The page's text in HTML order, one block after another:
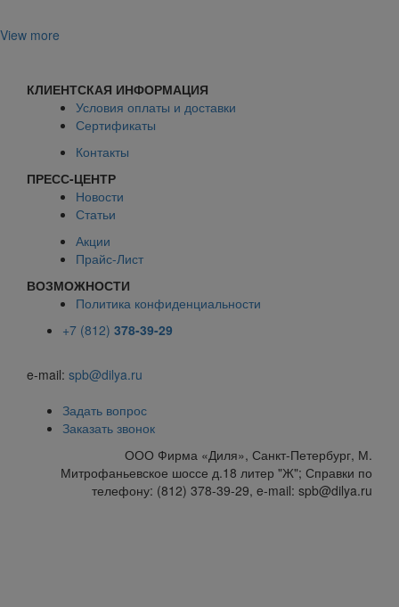
View more
КЛИЕНТСКАЯ ИНФОРМАЦИЯ
Условия оплаты и доставки
Сертификаты
Контакты
ПРЕСС-ЦЕНТР
Новости
Статьи
Акции
Прайс-Лист
ВОЗМОЖНОСТИ
Политика конфиденциальности
+7 (812) 378-39-29
e-mail: spb@dilya.ru
Задать вопрос
Заказать звонок
ООО Фирма «Диля», Санкт-Петербург, М.
Митрофаньевское шоссе д.18 литер "Ж"; Справки по
телефону: (812) 378-39-29, e-mail: spb@dilya.ru